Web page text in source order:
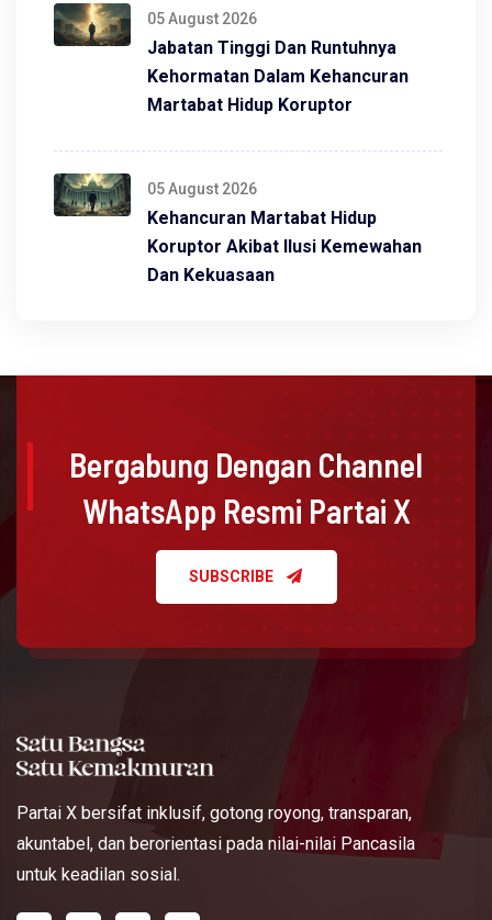
05 August 2026
Jabatan Tinggi Dan Runtuhnya
Kehormatan Dalam Kehancuran
Martabat Hidup Koruptor
05 August 2026
Kehancuran Martabat Hidup
Koruptor Akibat Ilusi Kemewahan
Dan Kekuasaan
Bergabung Dengan Channel
WhatsApp Resmi Partai X
SUBSCRIBE
Partai X bersifat inklusif, gotong royong, transparan,
akuntabel, dan berorientasi pada nilai-nilai Pancasila
untuk keadilan sosial.